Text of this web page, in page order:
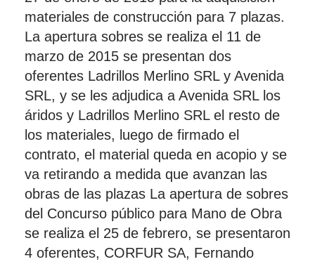
materiales de construcción para 7 plazas.
La apertura sobres se realiza el 11 de
marzo de 2015 se presentan dos
oferentes Ladrillos Merlino SRL y Avenida
SRL, y se les adjudica a Avenida SRL los
áridos y Ladrillos Merlino SRL el resto de
los materiales, luego de firmado el
contrato, el material queda en acopio y se
va retirando a medida que avanzan las
obras de las plazas La apertura de sobres
del Concurso público para Mano de Obra
se realiza el 25 de febrero, se presentaron
4 oferentes, CORFUR SA, Fernando